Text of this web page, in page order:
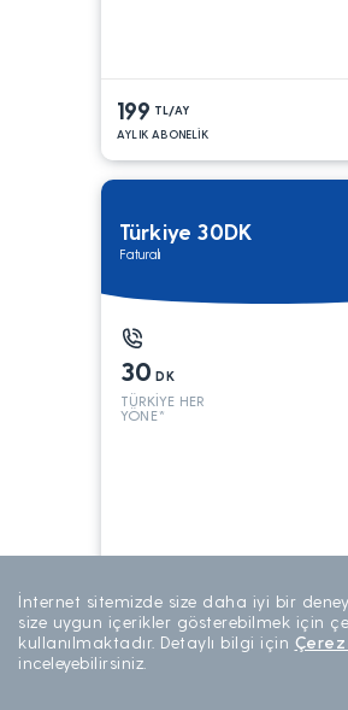
199 TL/AY
AYLIK ABONELİK
Türkiye 30DK
Faturalı
30 DK
TÜRKİYE HER
YÖNE*
199
AYLIK ABONELİK
İnternet sitemizde size daha iyi bir
size uygun içerikler gösterebilmek için
kullanılmaktadır. Detaylı bilgi için Çerez
inceleyebilirsiniz.